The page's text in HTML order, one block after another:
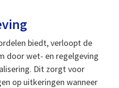
biedt, verloopt de
door wet- en regelgeving
Dit zorgt voor
op uitkeringen wanneer